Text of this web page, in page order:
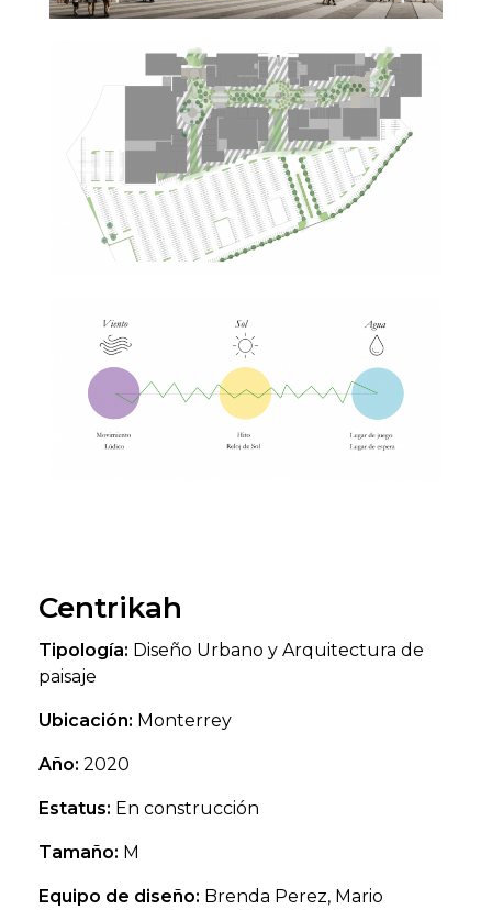
Centrikah
Tipología: Diseño Urbano y Arquitectura de
paisaje
Ubicación: Monterrey
Año: 2020
Estatus: En construcción
Tamaño: M
Equipo de diseño: Brenda Perez, Mario